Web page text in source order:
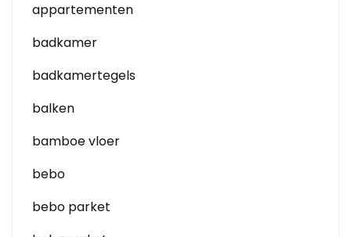
appartementen
badkamer
badkamertegels
balken
bamboe vloer
bebo
bebo parket